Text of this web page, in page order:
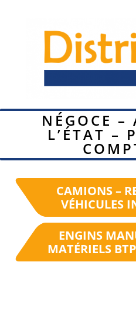
NÉGOCE –
L’ÉTAT –
CAMIONS –
VÉHICULES
ENGINS
MATÉRIELS